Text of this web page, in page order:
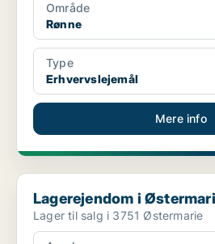
Område
Rønne
Type
Erhvervslejemål
Mere info
Lagerejendom i Østermarie
Lagerejendom i
Lager til salg i 3751 Østermarie